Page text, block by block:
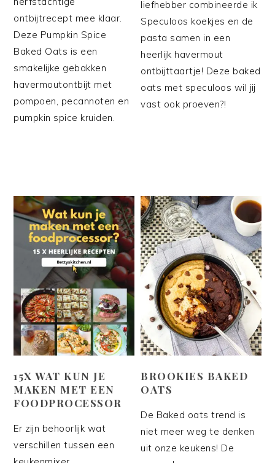
ontbijtrecept mee klaar.
Deze Pumpkin Spice
Baked Oats is een
smakelijke gebakken
havermoutontbijt met
pompoen, pecannoten en
pumpkin spice kruiden.
liefhebber combineerde ik
Speculoos koekjes en de
pasta samen in een
heerlijk havermout
ontbijttaartje! Deze baked
oats met speculoos wil jij
vast ook proeven?!
15X WAT KUN JE
MAKEN MET EEN
FOODPROCESSOR
Er zijn behoorlijk wat
verschillen tussen een
BROOKIES BAKED
OATS
De Baked oats trend is
niet meer weg te denken
uit onze keukens! De